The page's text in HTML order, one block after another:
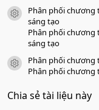
icon tài liệu
Phân phối chương
sáng tạo
Phân phối chương
sáng tạo
icon tài liệu
Phân phối chương
Phân phối chương
Chia sẻ tài liệu này